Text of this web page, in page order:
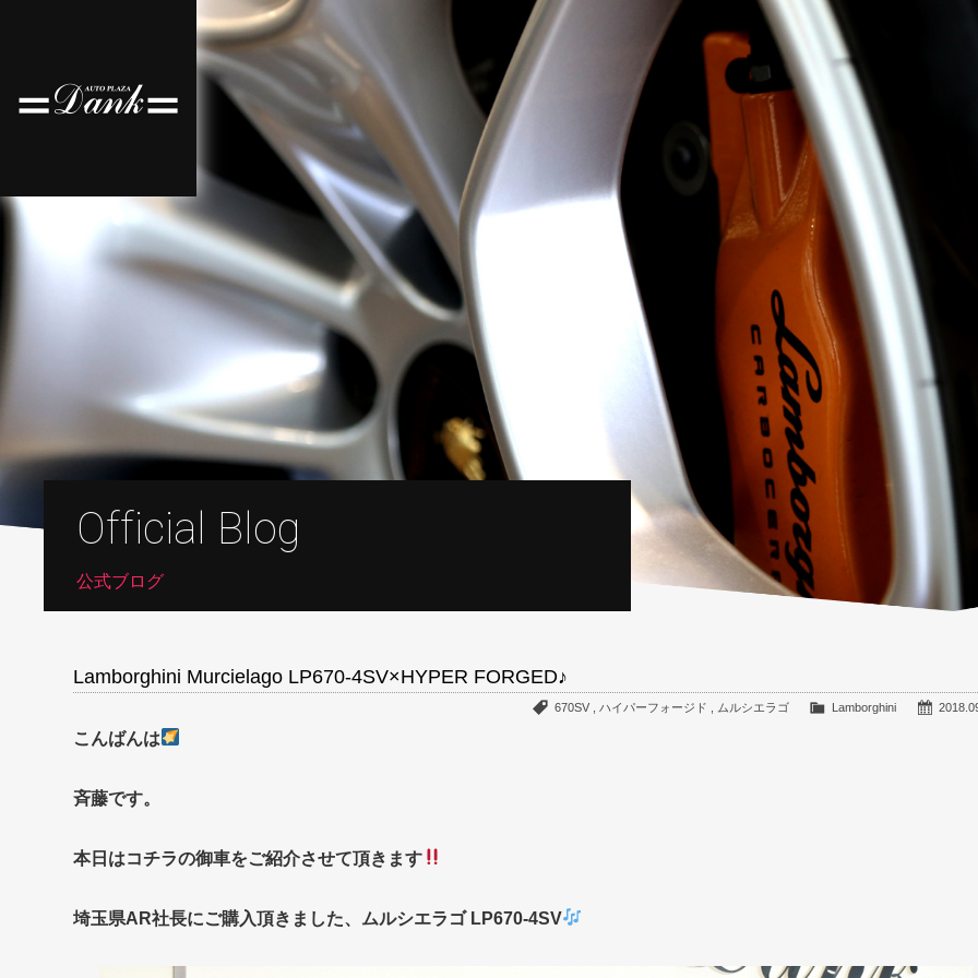
Official Blog
公式ブログ
Lamborghini Murcielago LP670-4SV×HYPER FORGED♪
Lamborghini
670SV ,ハイパーフォージド ムルシエラゴ
こんばんは
斉藤です。
本日はコチラの御車をご紹介させて頂きます
埼玉県AR社長にご購入頂きました、ムルシエラゴ LP670-4SV